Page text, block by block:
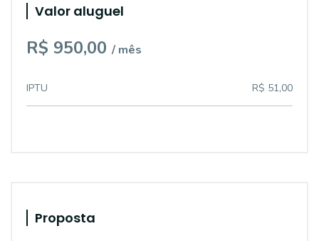
Valor aluguel
R$ 950,00 / mês
IPTU R$ 51,00
Proposta